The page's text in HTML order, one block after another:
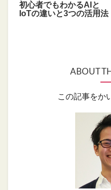
初心者でもわかるAIと
IoTの違いと3つの活用法
ABOUT
この記事をか